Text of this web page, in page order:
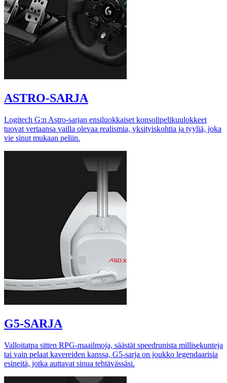
ASTRO-SARJA
Logitech G:n Astro-sarjan ensiluokkaiset konsolipelikuulokkeet
tuovat vertaansa vailla olevaa realismia, yksityiskohtia ja tyyliä, joka
vie sinut mukaan peliin.
G5-SARJA
Valloitatpa sitten RPG-maailmoja, säästät speedrunista millisekunteja
tai vain pelaat kavereiden kanssa, G5-sarja on joukko legendaarisia
esineitä, jotka auttavat sinua tehtävässäsi.